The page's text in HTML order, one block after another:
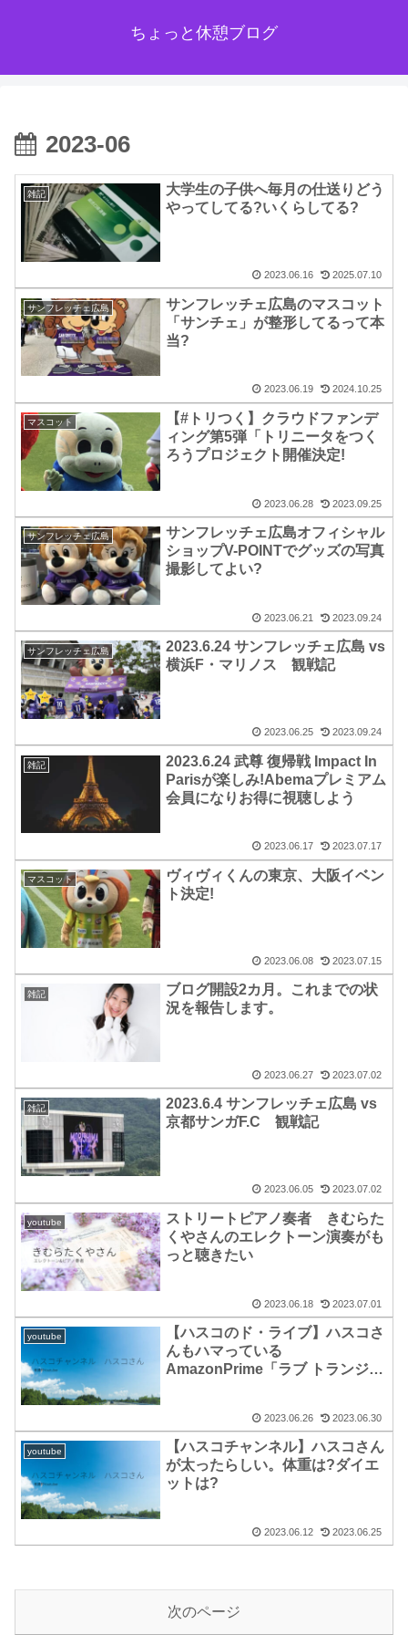
ちょっと休憩ブログ
2023-06
雑記
大学生の子供へ毎月の仕送りどう
やってしてる?いくらしてる?
2023.06.16 2025.07.10
サンフレッチェ広島
サンフレッチェ広島のマスコット
「サンチェ」が整形してるって本
当?
2023.06.19 2024.10.25
マスコット
【#トリつく】クラウドファンデ
ィング第5弾「トリニータをつく
ろうプロジェクト開催決定!
2023.06.28 2023.09.25
サンフレッチェ広島
サンフレッチェ広島オフィシャル
ショップV-POINTでグッズの写真
撮影してよい?
2023.06.21 2023.09.24
サンフレッチェ広島
2023.6.24 サンフレッチェ広島 vs
横浜F・マリノス 観戦記
2023.06.25 2023.09.24
雑記
2023.6.24 武尊 復帰戦 Impact In
Parisが楽しみ!Abemaプレミアム
会員になりお得に視聴しよう
2023.06.17 2023.07.17
マスコット
ヴィヴィくんの東京、大阪イベン
ト決定!
2023.06.08 2023.07.15
雑記
ブログ開設2カ月。これまでの状
況を報告します。
2023.06.27 2023.07.02
雑記
2023.6.4 サンフレッチェ広島 vs
京都サンガF.C 観戦記
2023.06.05 2023.07.02
youtube
ストリートピアノ奏者 きむらた
くやさんのエレクトーン演奏がも
っと聴きたい
2023.06.18 2023.07.01
youtube
【ハスコのド・ライブ】ハスコさ
んもハマっている
AmazonPrime「ラブ トランジッ
2023.06.26 2023.06.30
youtube
【ハスコチャンネル】ハスコさん
が太ったらしい。体重は?ダイエ
ットは?
2023.06.12 2023.06.25
次のページ